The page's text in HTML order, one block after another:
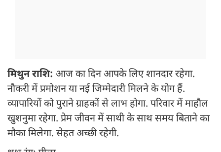
मिथुन राशि: आज का दिन आपके लिए शानदार रहेगा.
नौकरी में प्रमोशन या नई जिम्मेदारी मिलने के योग हैं.
व्यापारियों को पुराने ग्राहकों से लाभ होगा. परिवार में माहौल
खुशनुमा रहेगा. प्रेम जीवन में साथी के साथ समय बिताने का
मौका मिलेगा. सेहत अच्छी रहेगी.